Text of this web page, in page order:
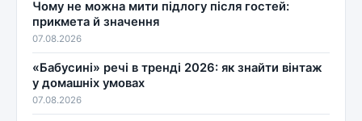
Чому не можна мити підлогу після гостей:
прикмета й значення
07.08.2026
«Бабусині» речі в тренді 2026: як знайти вінтаж
у домашніх умовах
07.08.2026